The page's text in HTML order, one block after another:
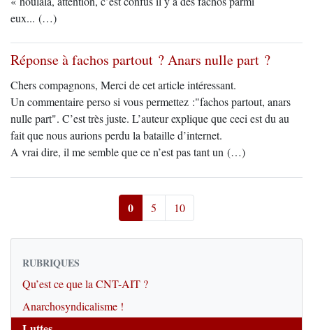
eux... (…)
Réponse à fachos partout ? Anars nulle part ?
Chers compagnons, Merci de cet article intéressant.
Un commentaire perso si vous permettez :"fachos partout, anars
nulle part". C’est très juste. L’auteur explique que ceci est du au
fait que nous aurions perdu la bataille d’internet.
A vrai dire, il me semble que ce n’est pas tant un (…)
0 5 10
RUBRIQUES
Qu’est ce que la CNT-AIT ?
Anarchosyndicalisme !